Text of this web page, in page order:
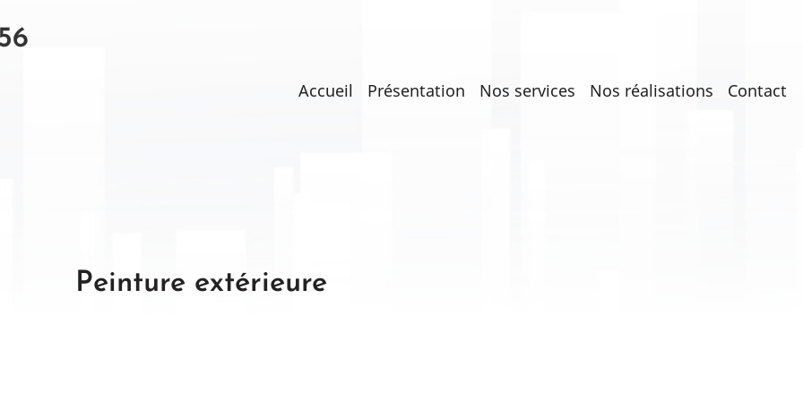
Main
Accueil Présentation Nos services Nos réalisations Contact
Peinture extérieure